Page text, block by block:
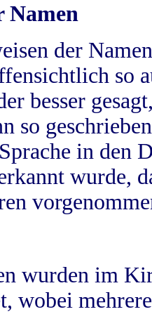
Namen
der
so
besser
so
in
wurde,
wurden im
wobei